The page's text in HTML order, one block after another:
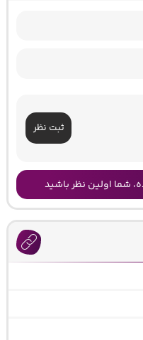
ثبت نظر
شما اولین نظر باشید